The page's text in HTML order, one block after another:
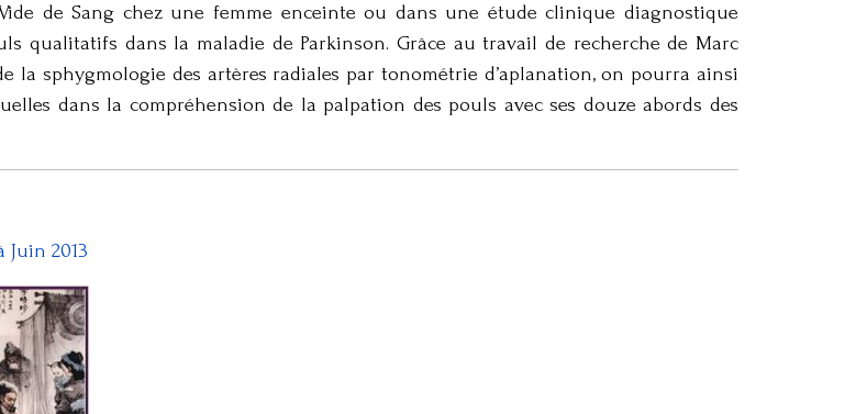
de Sang chez une femme enceinte ou dans une étude clinique diagnostique
qualitatifs dans la maladie de Parkinson. Grâce au travail de recherche de Marc
la sphygmologie des artères radiales par tonométrie d’aplanation, on pourra ainsi
dans la compréhension de la palpation des pouls avec ses douze abords des
2013